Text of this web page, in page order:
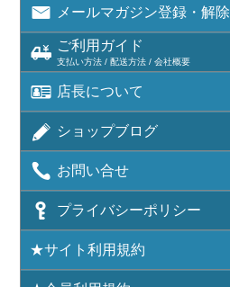
メールマガジン登録・解除
ご利用ガイド
支払い方法 / 配送方法 / 会社概要
店長について
ショップブログ
お問い合せ
プライバシーポリシー
★サイト利用規約